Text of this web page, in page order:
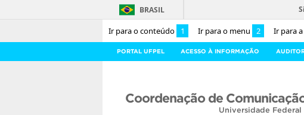
Ir para o conteúdo 1 Ir para o menu 2 Ir para
BRASIL
PORTAL UFPEL ACESSO À INFORMAÇÃO
Coordenação de
Universidade Federal